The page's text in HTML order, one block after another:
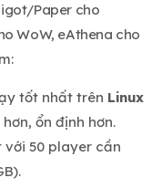
Paper cho
WoW, eAthena cho
tốt nhất trên Linux
ổn định hơn.
với 50 player cần